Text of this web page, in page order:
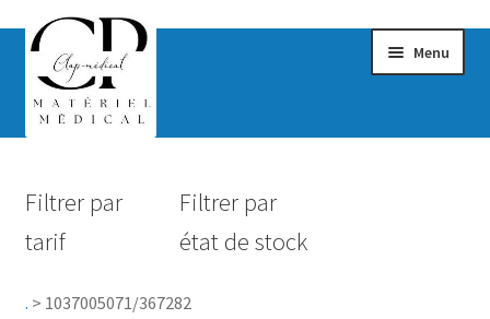
Menu
Hygiène
Filtrer par
tarif
Filtrer par
état de stock
. > 1037005071/367282